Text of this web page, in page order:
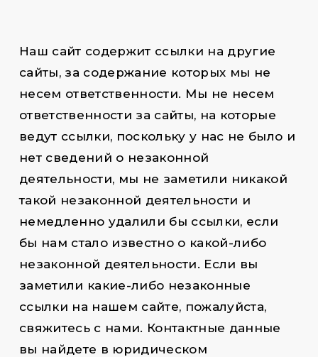
Наш сайт содержит ссылки на другие
сайты, за содержание которых мы не
несем ответственности. Мы не несем
ответственности за сайты, на которые
ведут ссылки, поскольку у нас не было и
нет сведений о незаконной
деятельности, мы не заметили никакой
такой незаконной деятельности и
немедленно удалили бы ссылки, если
бы нам стало известно о какой-либо
незаконной деятельности. Если вы
заметили какие-либо незаконные
ссылки на нашем сайте, пожалуйста,
свяжитесь с нами. Контактные данные
вы найдете в юридическом